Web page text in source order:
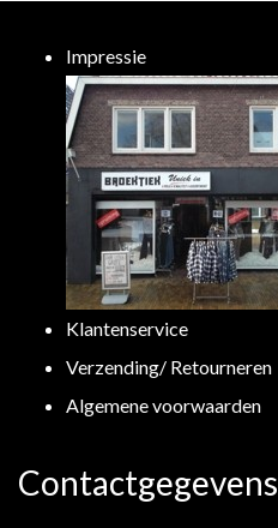
Impressie
Klantenservice
Verzending/ Retourneren
Algemene voorwaarden
Contactgegevens